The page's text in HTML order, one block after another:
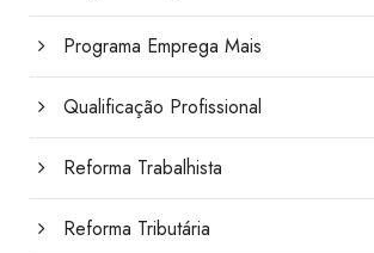
Programa Emprega Mais
Qualificação Profissional
Reforma Trabalhista
Reforma Tributária